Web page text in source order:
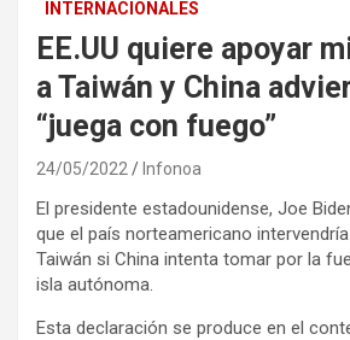
INTERNACIONALES
EE.UU quiere apoyar
a Taiwán y China
“juega con fuego”
24/05/2022 Infonoa
El presidente estadounidense, Joe
que el país norteamericano
Taiwán si China intenta tomar por la
isla autónoma.
Esta declaración se produce en el